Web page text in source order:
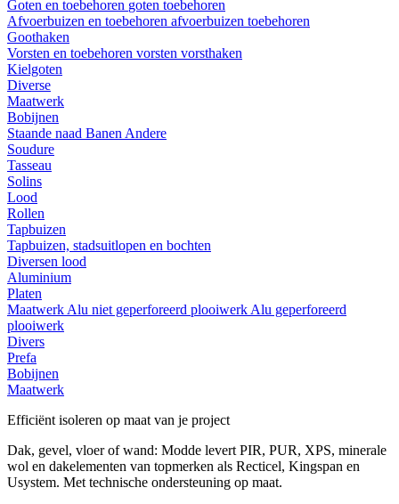
Goten en toebehoren goten toebehoren
Afvoerbuizen en toebehoren afvoerbuizen toebehoren
Goothaken
Vorsten en toebehoren vorsten vorsthaken
Kielgoten
Diverse
Maatwerk
Bobijnen
Staande naad Banen Andere
Soudure
Tasseau
Solins
Lood
Rollen
Tapbuizen
Tapbuizen, stadsuitlopen en bochten
Diversen lood
Aluminium
Platen
Maatwerk Alu niet geperforeerd plooiwerk Alu geperforeerd
plooiwerk
Divers
Prefa
Bobijnen
Maatwerk
Efficiënt isoleren op maat van je project
Dak, gevel, vloer of wand: Modde levert PIR, PUR, XPS, minerale
wol en dakelementen van topmerken als Recticel, Kingspan en
Usystem. Met technische ondersteuning op maat.